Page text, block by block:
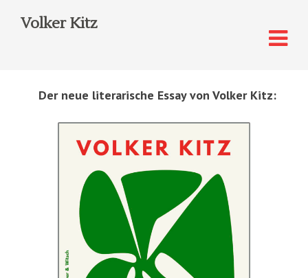
Volker Kitz
Der neue literarische Essay von Volker Kitz: